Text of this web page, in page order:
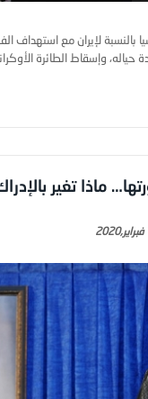
2020 قاسيا بالنسبة لإيران مع
حياله، وإسقاط الطائرة
ماذا تغير